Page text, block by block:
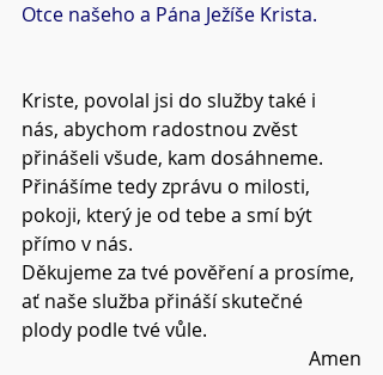
Otce našeho a Pána Ježíše Krista.
Kriste, povolal jsi do služby také i
nás, abychom radostnou zvěst
přinášeli všude, kam dosáhneme.
Přinášíme tedy zprávu o milosti,
pokoji, který je od tebe a smí být
přímo v nás.
Děkujeme za tvé pověření a prosíme,
ať naše služba přináší skutečné
plody podle tvé vůle.
Amen